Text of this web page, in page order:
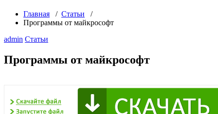
Главная / Статьи /
Программы от майкрософт
admin Статьи
Программы от майкрософт